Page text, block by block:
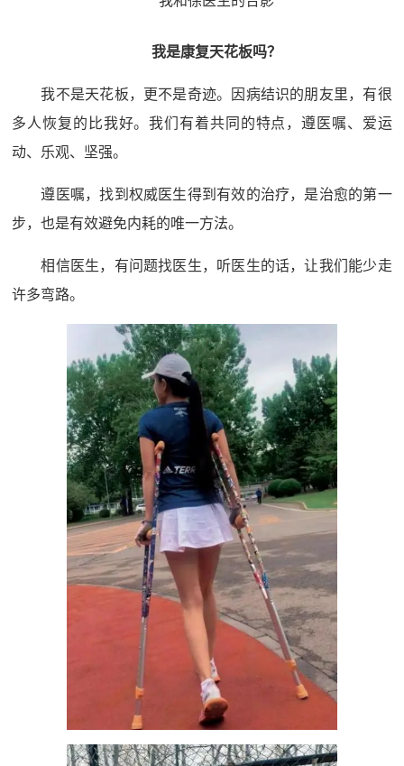
我是康复天花板吗？
我不是天花板，更不是奇迹。因病结识的朋友里，有很
多人恢复的比我好。我们有着共同的特点，遵医嘱、爱运
动、乐观、坚强。
遵医嘱，找到权威医生得到有效的治疗，是治愈的第一
步，也是有效避免内耗的唯一方法。
相信医生，有问题找医生，听医生的话，让我们能少走
许多弯路。